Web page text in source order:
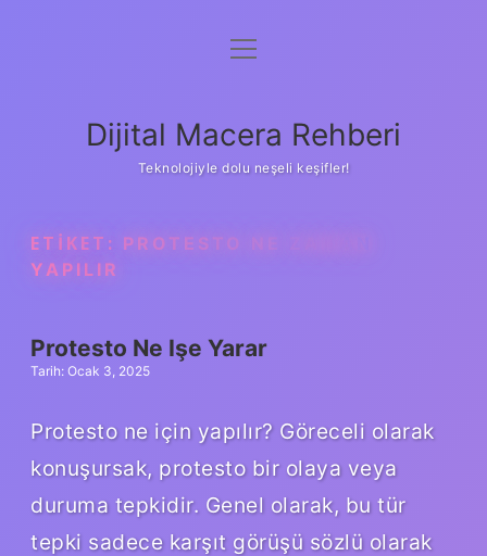
Anasayfa
Yasal Uyarı
menüyü
Dijital Macera Rehberi
Teknolojiyle dolu neşeli keşifler!
ETIKET: PROTESTO NE ZAMAN
YAPILIR
Protesto Ne Işe Yarar
Tarih: Ocak 3, 2025
Protesto ne için yapılır? Göreceli olarak
konuşursak, protesto bir olaya veya
duruma tepkidir. Genel olarak, bu tür
tepki sadece karşıt görüşü sözlü olarak